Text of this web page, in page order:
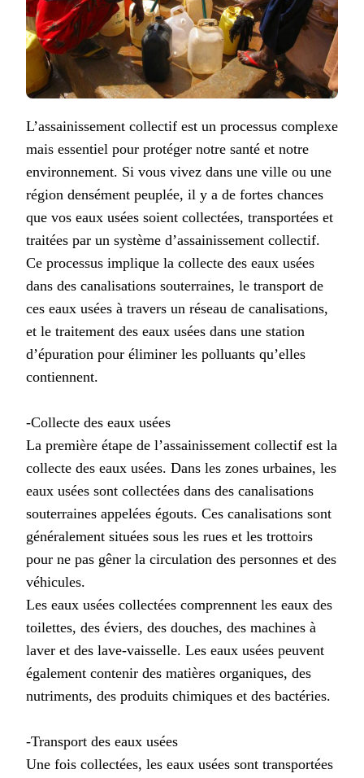
L’assainissement collectif est un processus complexe
mais essentiel pour protéger notre santé et notre
environnement. Si vous vivez dans une ville ou une
région densément peuplée, il y a de fortes chances
que vos eaux usées soient collectées, transportées et
traitées par un système d’assainissement collectif.
Ce processus implique la collecte des eaux usées
dans des canalisations souterraines, le transport de
ces eaux usées à travers un réseau de canalisations,
et le traitement des eaux usées dans une station
d’épuration pour éliminer les polluants qu’elles
contiennent.
-Collecte des eaux usées
La première étape de l’assainissement collectif est la
collecte des eaux usées. Dans les zones urbaines, les
eaux usées sont collectées dans des canalisations
souterraines appelées égouts. Ces canalisations sont
généralement situées sous les rues et les trottoirs
pour ne pas gêner la circulation des personnes et des
véhicules.
Les eaux usées collectées comprennent les eaux des
toilettes, des éviers, des douches, des machines à
laver et des lave-vaisselle. Les eaux usées peuvent
également contenir des matières organiques, des
nutriments, des produits chimiques et des bactéries.
-Transport des eaux usées
Une fois collectées, les eaux usées sont transportées